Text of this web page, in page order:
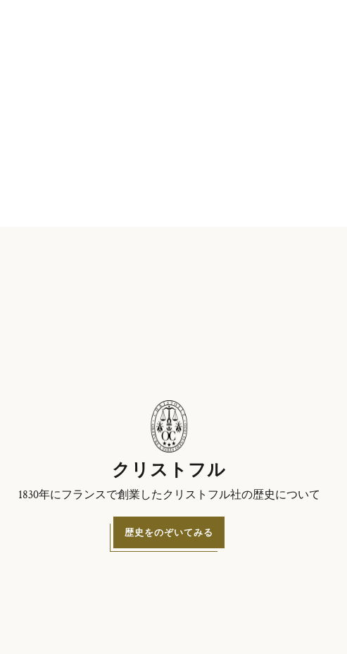
クリストフル
1830年にフランスで創業したクリストフル社の歴史について
歴史をのぞいてみる